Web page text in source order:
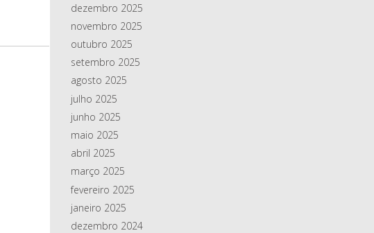
dezembro 2025
novembro 2025
outubro 2025
setembro 2025
agosto 2025
julho 2025
junho 2025
maio 2025
abril 2025
março 2025
fevereiro 2025
janeiro 2025
dezembro 2024